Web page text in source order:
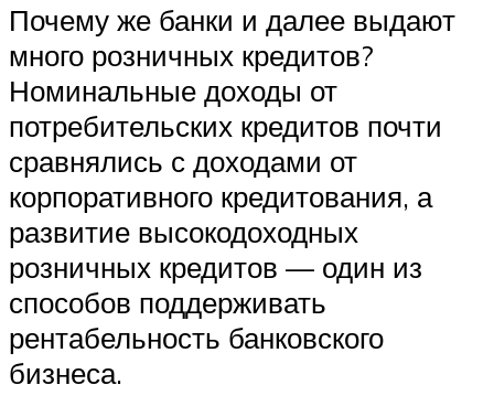
Почему же банки и далее выдают
много розничных кредитов?
Номинальные доходы от
потребительских кредитов почти
сравнялись с доходами от
корпоративного кредитования, а
развитие высокодоходных
розничных кредитов — один из
способов поддерживать
рентабельность банковского
бизнеса.